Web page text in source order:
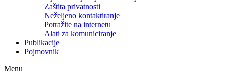
Zaštita privatnosti
Neželjeno kontaktiranje
Potražite na internetu
Alati za komuniciranje
Publikacije
Pojmovnik
Menu